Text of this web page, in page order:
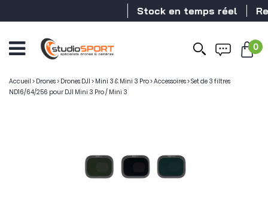
Stock en temps réel
0
Accueil > Drones> Drones DJI > Mini 3 & Mini 3 Pro>Accessoires>Set de 3 filtres
ND16/64/256 pour DJI Mini 3 Pro / Mini 3